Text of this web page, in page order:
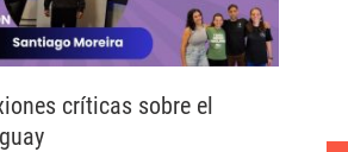
críticas sobre el